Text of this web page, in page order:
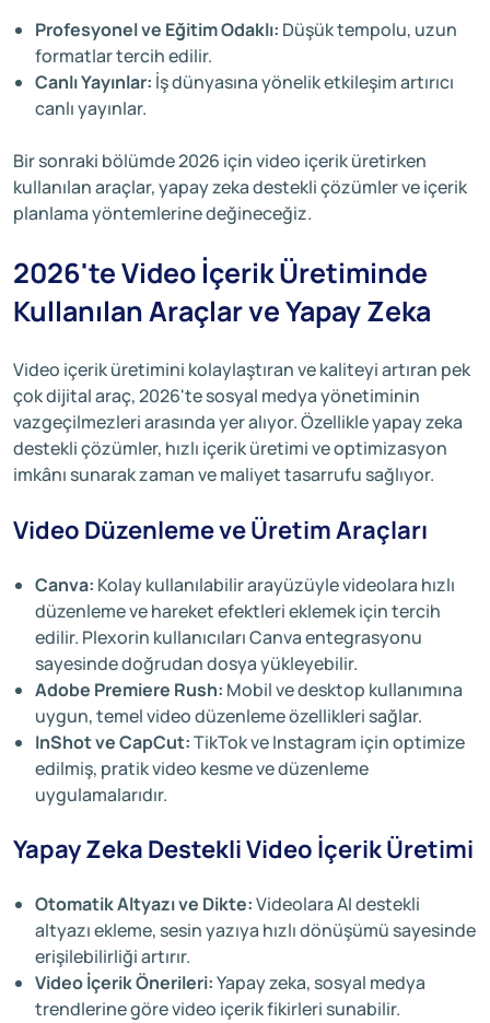
Profesyonel ve Eğitim Odaklı: Düşük tempolu, uzun
formatlar tercih edilir.
Canlı Yayınlar: İş dünyasına yönelik etkileşim artırıcı
canlı yayınlar.
Bir sonraki bölümde 2026 için video içerik üretirken
kullanılan araçlar, yapay zeka destekli çözümler ve içerik
planlama yöntemlerine değineceğiz.
2026'te Video İçerik Üretiminde
Kullanılan Araçlar ve Yapay Zeka
Video içerik üretimini kolaylaştıran ve kaliteyi artıran pek
çok dijital araç, 2026'te sosyal medya yönetiminin
vazgeçilmezleri arasında yer alıyor. Özellikle yapay zeka
destekli çözümler, hızlı içerik üretimi ve optimizasyon
imkânı sunarak zaman ve maliyet tasarrufu sağlıyor.
Video Düzenleme ve Üretim Araçları
Canva: Kolay kullanılabilir arayüzüyle videolara hızlı
düzenleme ve hareket efektleri eklemek için tercih
edilir. Plexorin kullanıcıları Canva entegrasyonu
sayesinde doğrudan dosya yükleyebilir.
Adobe Premiere Rush: Mobil ve desktop kullanımına
uygun, temel video düzenleme özellikleri sağlar.
InShot ve CapCut:TikTok ve Instagram için optimize
edilmiş, pratik video kesme ve düzenleme
uygulamalarıdır.
Yapay Zeka Destekli Video İçerik Üretimi
Otomatik Altyazı ve Dikte:Videolara AI destekli
altyazı ekleme, sesin yazıya hızlı dönüşümü sayesinde
erişilebilirliği artırır.
Video İçerik Önerileri:Yapay zeka, sosyal medya
trendlerine göre video içerik fikirleri sunabilir.